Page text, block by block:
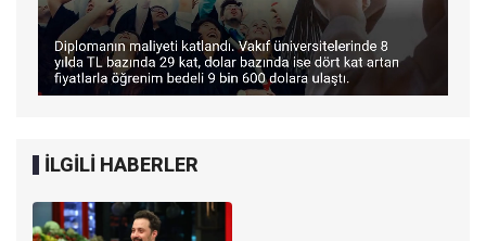
İLGİLİ HABERLER